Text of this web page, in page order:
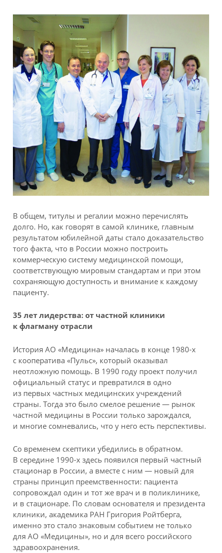
В общем, титулы и регалии можно перечислять
долго. Но, как говорят в самой клинике, главным
результатом юбилейной даты стало доказательство
того факта, что в России можно построить
коммерческую систему медицинской помощи,
соответствующую мировым стандартам и при этом
сохраняющую доступность и внимание к каждому
пациенту.
35 лет лидерства: от частной клиники
к флагману отрасли
История АО «Медицина» началась в конце 1980-х
с кооператива «Пульс», который оказывал
неотложную помощь. В 1990 году проект получил
официальный статус и превратился в одно
из первых частных медицинских учреждений
страны. Тогда это было смелое решение — рынок
частной медицины в России только зарождался,
и многие сомневались, что у него есть перспективы.
Со временем скептики убедились в обратном.
В середине 1990-х здесь появился первый частный
стационар в России, а вместе с ним — новый для
страны принцип преемственности: пациента
сопровождал один и тот же врач и в поликлинике,
и в стационаре. По словам основателя и президента
клиники, академика РАН Григория Ройтберга,
именно это стало знаковым событием не только
для АО «Медицины», но и для всего российского
здравоохранения.